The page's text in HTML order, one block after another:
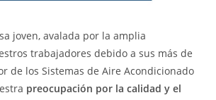
joven, avalada por la amplia
trabajadores debido a sus más de
de los Sistemas de Aire Acondicionado
preocupación por la calidad y el